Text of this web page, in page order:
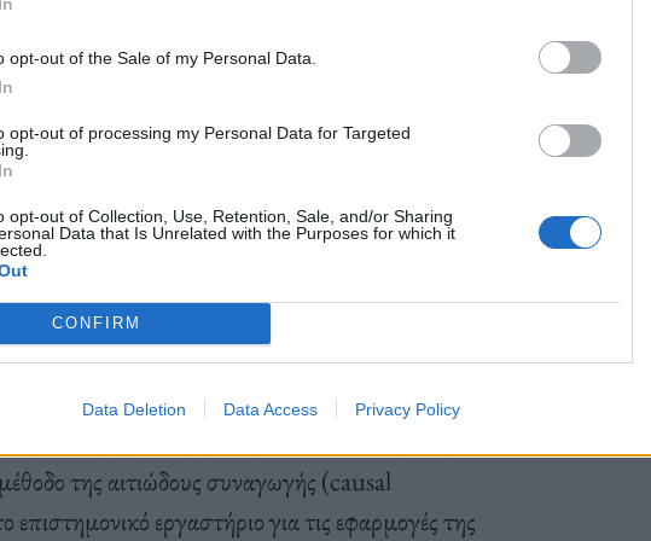
opt-out of the Sale of my Personal Data.
opt-out of processing my Personal Data for Targeted
opt-out of Collection, Use, Retention, Sale, and/or Sharing
Data that Is Unrelated with the Purposes for which it
CONFIRM
Data Deletion Data Access Privacy Policy
μηχανικής μάθησης στα δάνεια,
δανειολήπτη μπορεί να αποτελέσει κριτήριο
«να δημιουργείται ένας συστηματικός
αποφάσεων».
μηχανικής μάθησης, αλλά και για την
της αιτιώδους συναγωγής (causal
εργαστήριο για τις εφαρμογές της